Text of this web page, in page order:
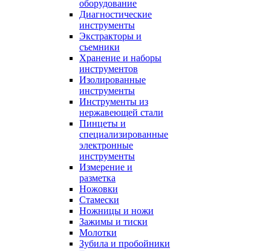
оборудование
Диагностические
инструменты
Экстракторы и
съемники
Хранение и наборы
инструментов
Изолированные
инструменты
Инструменты из
нержавеющей стали
Пинцеты и
специализированные
электронные
инструменты
Измерение и
разметка
Ножовки
Стамески
Ножницы и ножи
Зажимы и тиски
Молотки
Зубила и пробойники